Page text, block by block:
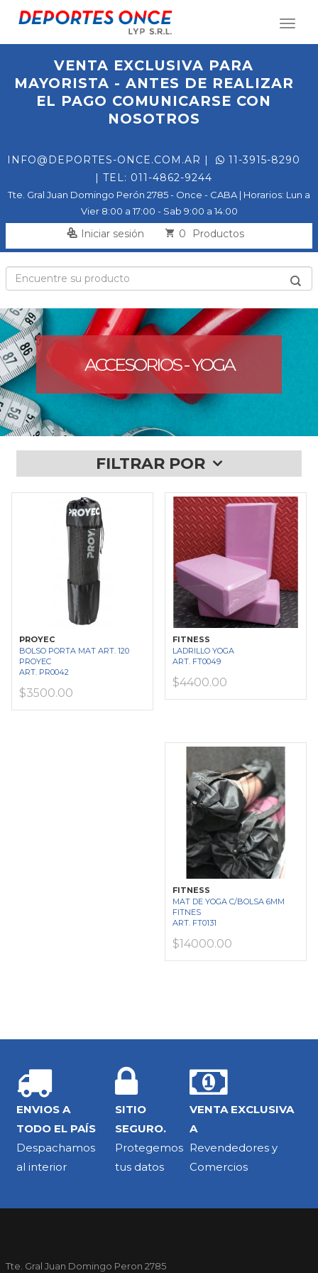
VENTA EXCLUSIVA PARA
MAYORISTA - ANTES DE REALIZAR
EL PAGO COMUNICARSE CON
NOSOTROS
INFO@DEPORTES-ONCE.COM.AR |
11-3915-8290
| TEL: 011-4862-9244
Tte. Gral Juan Domingo Perón 2785 - Once - CABA | Horarios: Lun a
Vier 8:00 a 17:00 - Sab 9:00 a 14:00
Iniciar sesión 0 Productos
ACCESORIOS - YOGA
FILTRAR POR
PROYEC
BOLSO PORTA MAT ART. 120
PROYEC
ART. PR0042
$3500.00
FITNESS
LADRILLO YOGA
ART. FT0049
$4400.00
FITNESS
MAT DE YOGA C/BOLSA 6MM
FITNES
ART. FT0131
$14000.00
ENVIOS A
TODO EL PAÍS
Despachamos
al interior
SITIO
SEGURO.
Protegemos
tus datos
VENTA EXCLUSIVA
A
Revendedores y
Comercios
Tte. Gral Juan Domingo Peron 2785